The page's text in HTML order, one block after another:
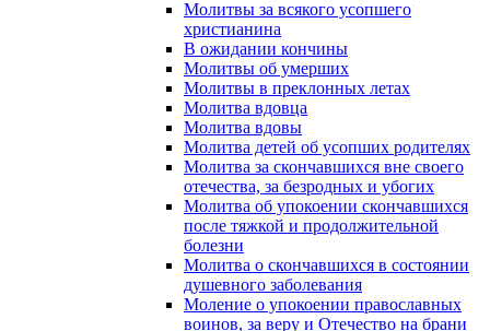
Молитвы за всякого усопшего
христианина
В ожидании кончины
Молитвы об умерших
Молитвы в преклонных летах
Молитва вдовца
Молитва вдовы
Молитва детей об усопших родителях
Молитва за скончавшихся вне своего
отечества, за безродных и убогих
Молитва об упокоении скончавшихся
после тяжкой и продолжительной
болезни
Молитва о скончавшихся в состоянии
душевного заболевания
Моление о упокоении православных
воинов, за веру и Отечество на брани